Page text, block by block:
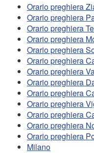
Orario preghiera
Orario preghiera
Orario preghiera
Orario preghiera
Orario preghiera
Orario preghiera
Orario preghiera
Orario preghiera
Orario preghiera
Orario preghiera
Orario preghiera
Orario preghiera
Orario preghiera
Milano